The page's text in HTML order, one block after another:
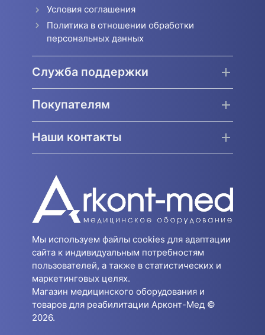
Условия соглашения
Политика в отношении обработки
персональных данных
Служба поддержки
Покупателям
Наши контакты
Мы используем файлы cookies для адаптации
сайта к индивидуальным потребностям
пользователей, а также в статистических и
маркетинговых целях.
Магазин медицинского оборудования и
товаров для реабилитации Арконт-Мед ©
2026.